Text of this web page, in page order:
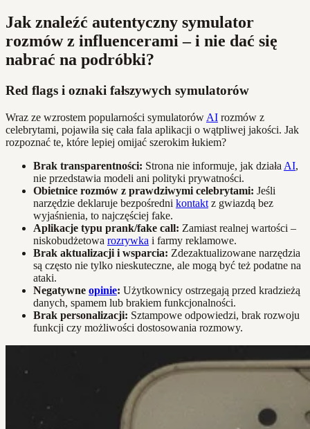
Jak znaleźć autentyczny symulator
rozmów z influencerami – i nie dać się
nabrać na podróbki?
Red flags i oznaki fałszywych symulatorów
Wraz ze wzrostem popularności symulatorów AI rozmów z
celebrytami, pojawiła się cała fala aplikacji o wątpliwej jakości. Jak
rozpoznać te, które lepiej omijać szerokim łukiem?
Brak transparentności: Strona nie informuje, jak działa AI,
nie przedstawia modeli ani polityki prywatności.
Obietnice rozmów z prawdziwymi celebrytami: Jeśli
narzędzie deklaruje bezpośredni kontakt z gwiazdą bez
wyjaśnienia, to najczęściej fake.
Aplikacje typu prank/fake call: Zamiast realnej wartości –
niskobudżetowa rozrywka i farmy reklamowe.
Brak aktualizacji i wsparcia: Zdezaktualizowane narzędzia
są często nie tylko nieskuteczne, ale mogą być też podatne na
ataki.
Negatywne opinie: Użytkownicy ostrzegają przed kradzieżą
danych, spamem lub brakiem funkcjonalności.
Brak personalizacji: Sztampowe odpowiedzi, brak rozwoju
funkcji czy możliwości dostosowania rozmowy.